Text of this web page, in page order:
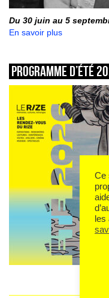
Du 30 juin au 5
En savoir plus
Programme d’été
Ce
les